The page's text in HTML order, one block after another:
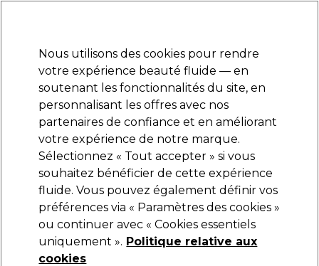
Se connecter
Marques Bons plans Coiffure Electro et Matériel
Livraison et délais
lire la suite
SKINTRUTH Huile Pour Cuticles 15ml
)
4,60 €
30.67 € pour 100ml
Nous utilisons des cookies pour rendre
votre expérience beauté fluide — en
soutenant les fonctionnalités du site, en
personnalisant les offres avec nos
partenaires de confiance et en améliorant
votre expérience de notre marque.
Sélectionnez « Tout accepter » si vous
souhaitez bénéficier de cette expérience
fluide. Vous pouvez également définir vos
préférences via « Paramètres des cookies »
ou continuer avec « Cookies essentiels
uniquement ». Politique relative aux
cookies